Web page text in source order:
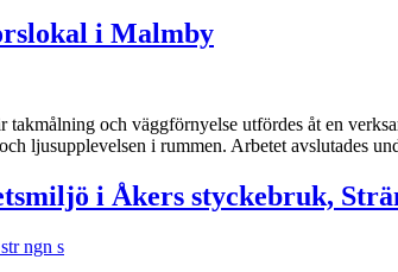
i Malmby
och väggförnyelse utfördes åt en
ljusupplevelsen i rummen. Arbetet avslutades
i Åkers styckebruk,